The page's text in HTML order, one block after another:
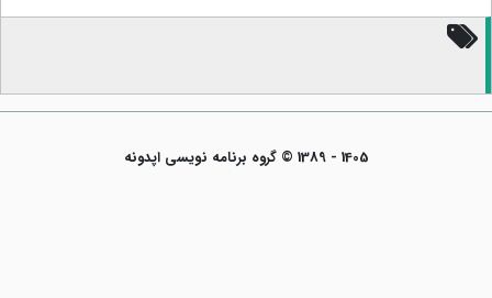
1405 - 1389 © گروه برنامه نویسی اپدونه